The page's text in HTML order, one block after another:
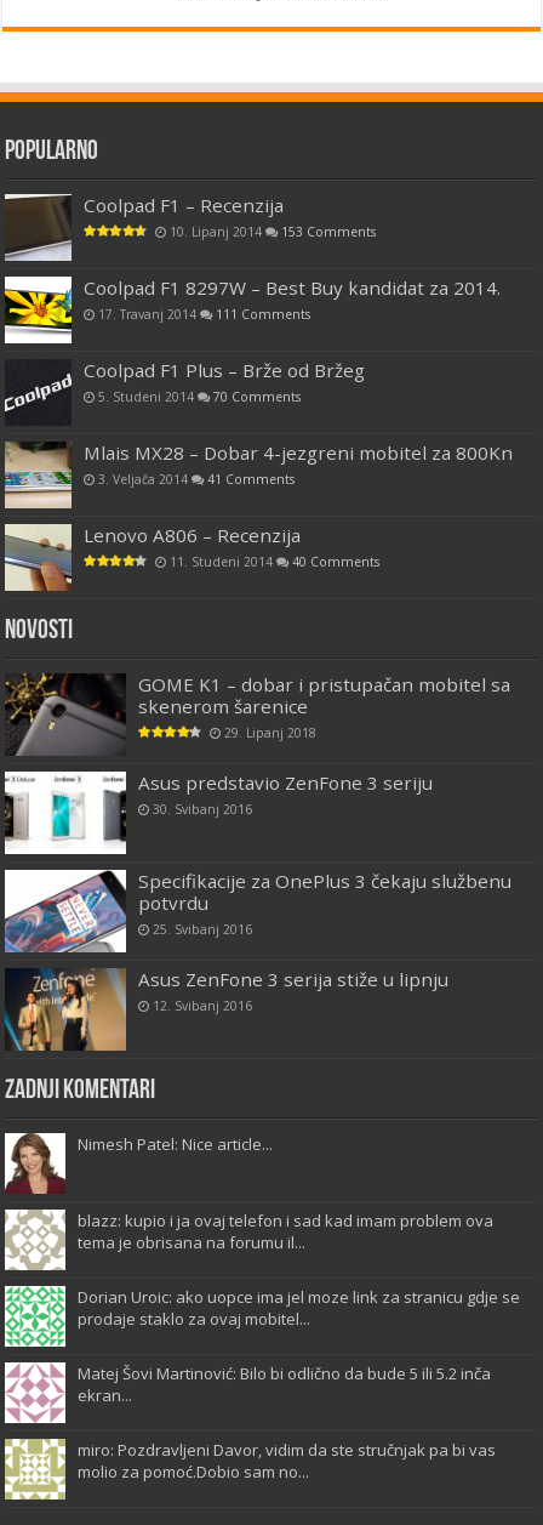
Popularno
Coolpad F1 – Recenzija
10. Lipanj 2014 153 Comments
Coolpad F1 8297W – Best Buy kandidat za 2014.
17. Travanj 2014 111 Comments
Coolpad F1 Plus – Brže od Bržeg
5. Studeni 2014 70 Comments
Mlais MX28 – Dobar 4-jezgreni mobitel za 800Kn
3. Veljača 2014 41 Comments
Lenovo A806 – Recenzija
11. Studeni 2014 40 Comments
Novosti
GOME K1 – dobar i pristupačan mobitel sa
skenerom šarenice
29. Lipanj 2018
Asus predstavio ZenFone 3 seriju
30. Svibanj 2016
Specifikacije za OnePlus 3 čekaju službenu
potvrdu
25. Svibanj 2016
Asus ZenFone 3 serija stiže u lipnju
12. Svibanj 2016
Zadnji komentari
Nimesh Patel: Nice article...
blazz: kupio i ja ovaj telefon i sad kad imam problem ova
tema je obrisana na forumu il...
Dorian Uroic: ako uopce ima jel moze link za stranicu gdje se
prodaje staklo za ovaj mobitel...
Matej Šovi Martinović: Bilo bi odlično da bude 5 ili 5.2 inča
ekran...
miro: Pozdravljeni Davor, vidim da ste stručnjak pa bi vas
molio za pomoć.Dobio sam no...